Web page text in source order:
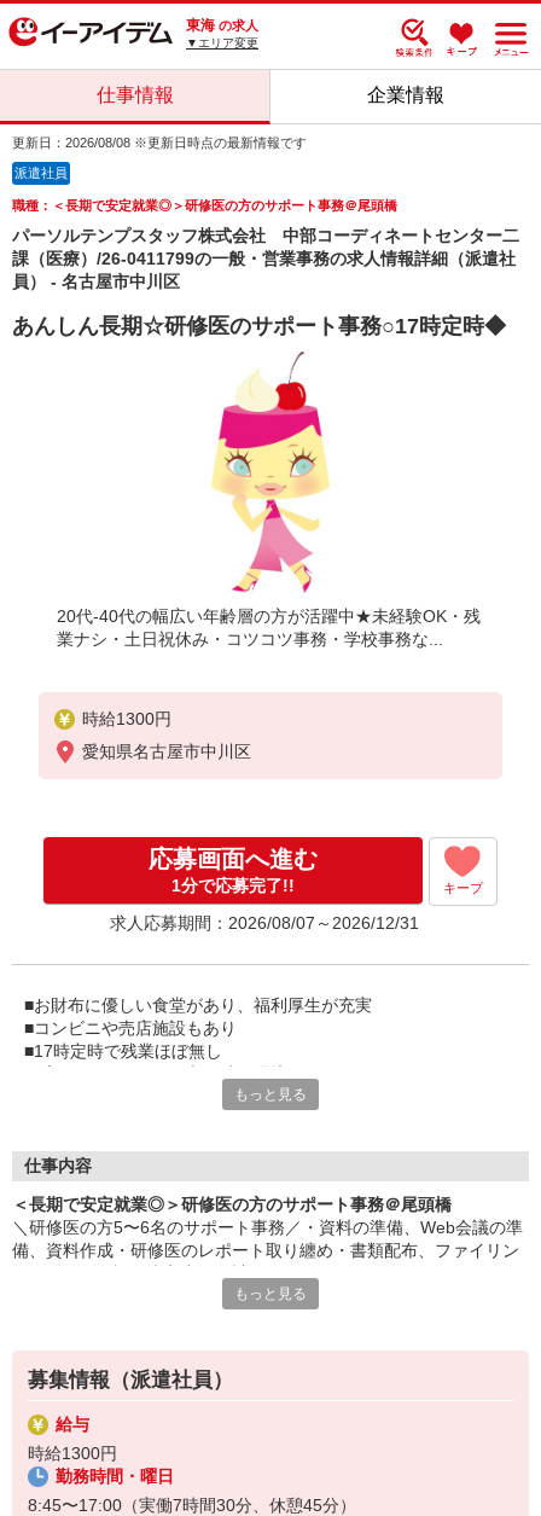
東海 の求人
▼エリア変更
仕事情報 企業情報
更新日：2026/08/08 ※更新日時点の最新情報です
派遣社員
職種：＜長期で安定就業◎＞研修医の方のサポート事務＠尾頭橋
パーソルテンプスタッフ株式会社 中部コーディネートセンター二
課（医療）/26-0411799の一般・営業事務の求人情報詳細（派遣社
員） - 名古屋市中川区
あんしん長期☆研修医のサポート事務○17時定時◆
20代-40代の幅広い年齢層の方が活躍中★未経験OK・残
業ナシ・土日祝休み・コツコツ事務・学校事務な...
時給1300円
愛知県名古屋市中川区
応募画面へ進む
1分で応募完了!! キープ
求人応募期間：2026/08/07～2026/12/31
■お財布に優しい食堂があり、福利厚生が充実
■コンビニや売店施設もあり
■17時定時で残業ほぼ無し
■土曜日は月に2回午前中のみ出勤あり
■研修医のサポート全般
もっと見る
仕事内容
＜長期で安定就業◎＞研修医の方のサポート事務＠尾頭橋
＼研修医の方5〜6名のサポート事務／・資料の準備、Web会議の準
備、資料作成・研修医のレポート取り纏め・書類配布、ファイリン
もっと見る
募集情報（派遣社員）
給与
時給1300円
勤務時間・曜日
8:45〜17:00（実働7時間30分、休憩45分）